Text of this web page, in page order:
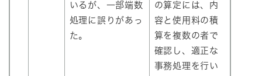
いるが、一部端数
処理に誤りがあっ
た。
の算定には、内
容と使用料の積
算を複数の者で
確認し、適正な
事務処理を行い